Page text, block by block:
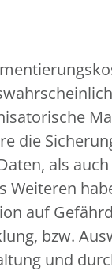
die
als auch
Weiteren
auf
bzw.
und